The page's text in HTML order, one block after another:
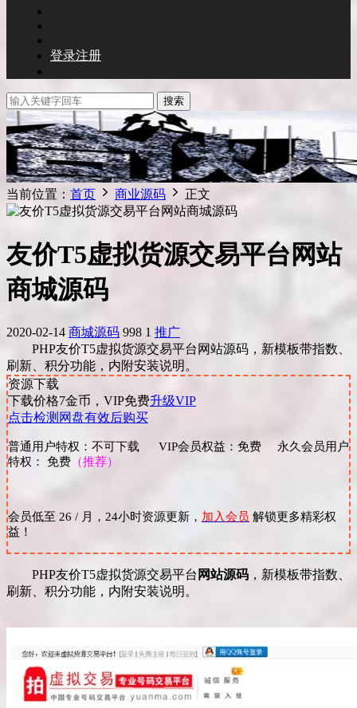
登录注册
搜索
当前位置： 首页 商业源码 正文
友价T5虚拟货源交易平台网站
商城源码
2020-02-14 商城源码 998 1 推广
PHP友价T5虚拟货源交易平台网站源码，新模板带指数、
刷新、积分功能，内附安装说明。
资源下载
下载价格7金币，VIP免费升级VIP
点击检测网盘有效后购买
普通用户特权：不可下载 VIP会员权益：免费 永久会员用户
特权： 免费 （推荐）
会员低至 26 / 月，24小时资源更新， 加入会员 解锁更多精彩权
益！
PHP友价T5虚拟货源交易平台 网站源码 ，新模板带指数、
刷新、积分功能，内附安装说明。